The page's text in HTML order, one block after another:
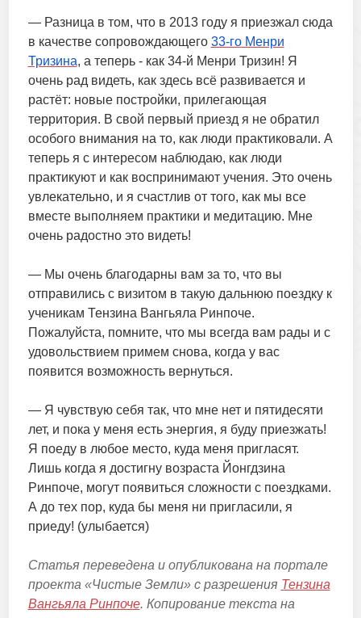
— Разница в том, что в 2013 году я приезжал сюда
в качестве сопровождающего 33-го Менри
Тризина, а теперь - как 34-й Менри Тризин! Я
очень рад видеть, как здесь всё развивается и
растёт: новые постройки, прилегающая
территория. В свой первый приезд я не обратил
особого внимания на то, как люди практиковали. А
теперь я с интересом наблюдаю, как люди
практикуют и как воспринимают учения. Это очень
увлекательно, и я счастлив от того, как мы все
вместе выполняем практики и медитацию. Мне
очень радостно это видеть!
— Мы очень благодарны вам за то, что вы
отправились с визитом в такую дальнюю поездку к
ученикам Тензина Вангьяла Ринпоче.
Пожалуйста, помните, что мы всегда вам рады и с
удовольствием примем снова, когда у вас
появится возможность вернуться.
— Я чувствую себя так, что мне нет и пятидесяти
лет, и пока у меня есть энергия, я буду приезжать!
Я поеду в любое место, куда меня пригласят.
Лишь когда я достигну возраста Йонгдзина
Ринпоче, могут появиться сложности с поездками.
А до тех пор, куда бы меня ни пригласили, я
приеду! (улыбается)
Статья переведена и опубликована на портале
проекта «Чистые Земли» с разрешения Тензина
Вангьяла Ринпоче. Копирование текста на